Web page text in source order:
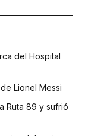
del Hospital
Lionel Messi
Ruta 89 y sufrió